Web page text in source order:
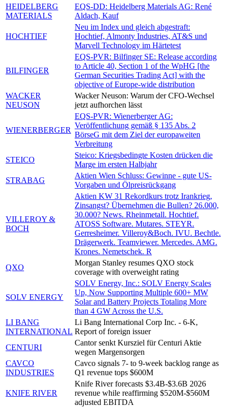
HEIDELBERG
MATERIALS
EQS-DD: Heidelberg Materials AG: René
Aldach, Kauf
HOCHTIEF
Neu im Index und gleich abgestraft:
Hochtief, Almonty Industries, AT&S und
Marvell Technology im Härtetest
BILFINGER
EQS-PVR: Bilfinger SE: Release according
to Article 40, Section 1 of the WpHG [the
German Securities Trading Act] with the
objective of Europe-wide distribution
WACKER
NEUSON
Wacker Neuson: Warum der CFO-Wechsel
jetzt aufhorchen lässt
WIENERBERGER
EQS-PVR: Wienerberger AG:
Veröffentlichung gemäß § 135 Abs. 2
BörseG mit dem Ziel der europaweiten
Verbreitung
STEICO
Steico: Kriegsbedingte Kosten drücken die
Marge im ersten Halbjahr
STRABAG
Aktien Wien Schluss: Gewinne - gute US-
Vorgaben und Ölpreisrückgang
VILLEROY &
BOCH
Aktien KW 31 Rekordkurs trotz Irankrieg,
Zinsangst? Übernehmen die Bullen? 26.000,
30.000? News. Rheinmetall. Hochtief.
ATOSS Software. Mutares. STEYR.
Gerresheimer. Villeroy&Boch. IVU. Bechtle.
Drägerwerk. Teamviewer. Mercedes. AMG.
Krones. Nemetschek. R
QXO
Morgan Stanley resumes QXO stock
coverage with overweight rating
SOLV ENERGY
SOLV Energy, Inc.: SOLV Energy Scales
Up, Now Supporting Multiple 600+ MW
Solar and Battery Projects Totaling More
than 4 GW Across the U.S.
LI BANG
INTERNATIONAL
Li Bang International Corp Inc. - 6-K,
Report of foreign issuer
CENTURI
Cantor senkt Kursziel für Centuri Aktie
wegen Margensorgen
CAVCO
INDUSTRIES
Cavco signals 7- to 9-week backlog range as
Q1 revenue tops $600M
KNIFE RIVER
Knife River forecasts $3.4B-$3.6B 2026
revenue while reaffirming $520M-$560M
adjusted EBITDA